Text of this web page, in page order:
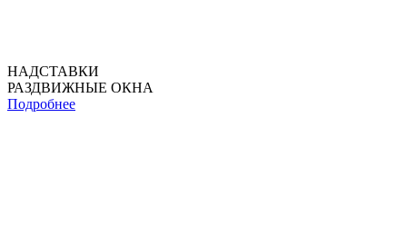
НАДСТАВКИ
РАЗДВИЖНЫЕ ОКНА
Подробнее